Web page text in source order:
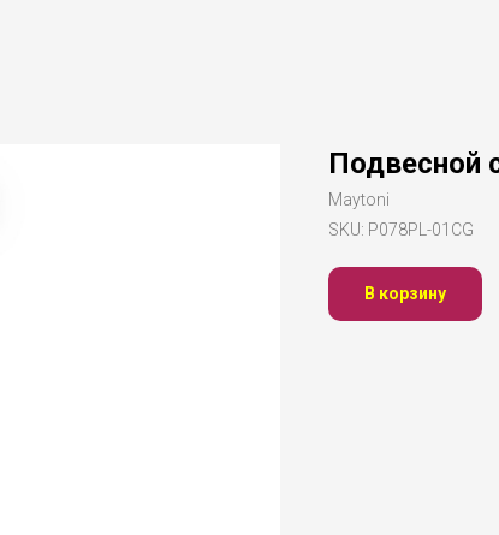
Подвесной
Maytoni
SKU: P078PL-01CG
В корзину